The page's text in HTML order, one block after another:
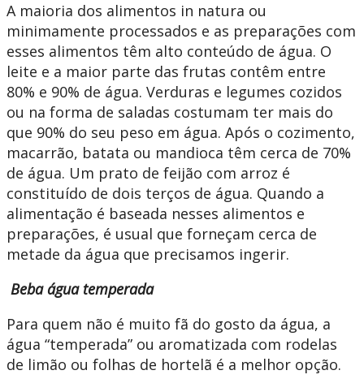
A maioria dos alimentos in natura ou
minimamente processados e as preparações com
esses alimentos têm alto conteúdo de água. O
leite e a maior parte das frutas contêm entre
80% e 90% de água. Verduras e legumes cozidos
ou na forma de saladas costumam ter mais do
que 90% do seu peso em água. Após o cozimento,
macarrão, batata ou mandioca têm cerca de 70%
de água. Um prato de feijão com arroz é
constituído de dois terços de água. Quando a
alimentação é baseada nesses alimentos e
preparações, é usual que forneçam cerca de
metade da água que precisamos ingerir.
Beba água temperada
Para quem não é muito fã do gosto da água, a
água “temperada” ou aromatizada com rodelas
de limão ou folhas de hortelã é a melhor opção.